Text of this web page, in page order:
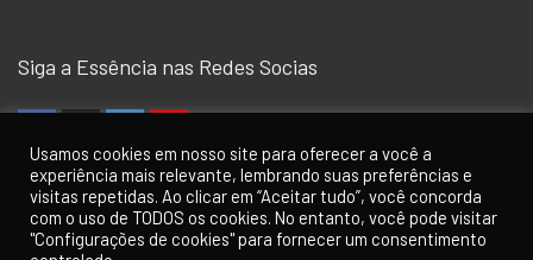
Siga a Essência nas Redes Socias
Para Clientes
Usamos cookies em nosso site para oferecer a você a
experiência mais relevante, lembrando suas preferências e
visitas repetidas. Ao clicar em “Aceitar tudo”, você concorda
com o uso de TODOS os cookies. No entanto, você pode visitar
"Configurações de cookies" para fornecer um consentimento